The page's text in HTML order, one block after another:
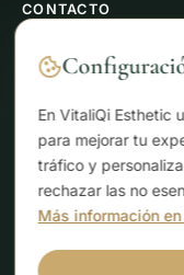
CONTACTO
Carril de los Canos, 1
30006 Puente
658 50 50 19
Lunes – Viernes
En VitaliQi Esthetic
para mejorar tu
tráfico y
rechazar las no
Más información